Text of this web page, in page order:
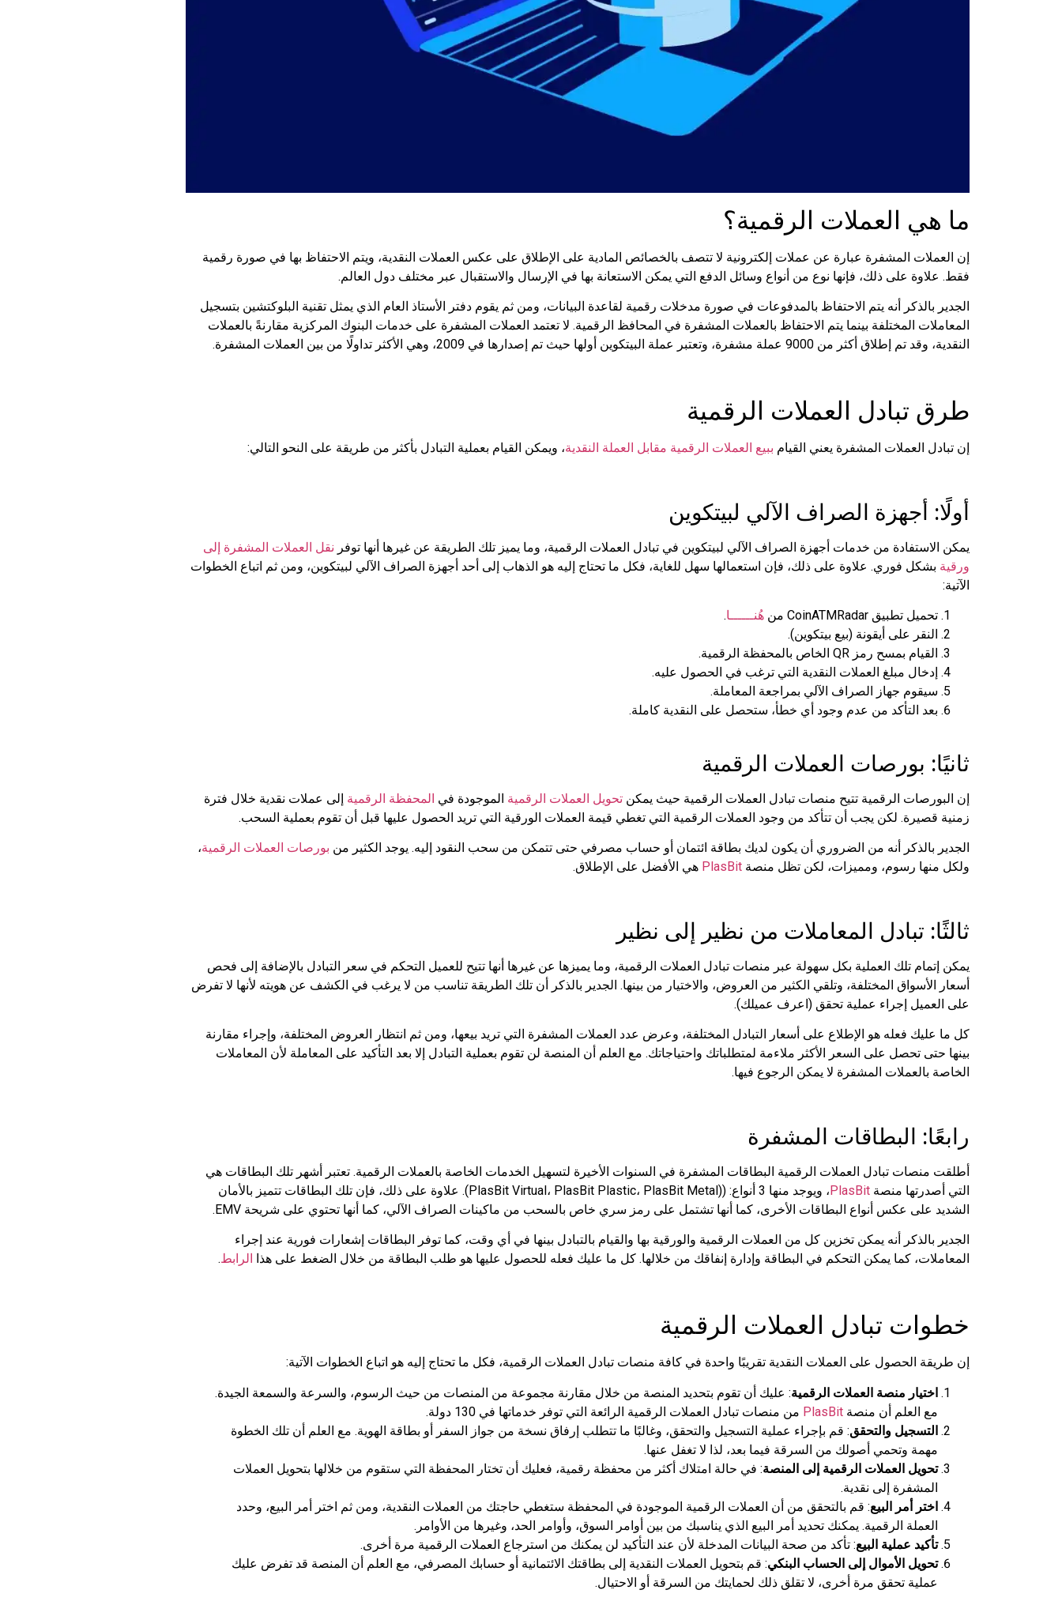
ما هي العملات الرقمية؟
إن العملات المشفرة عبارة عن عملات إلكترونية لا تتصف بالخصائص المادية على الإطلاق على عكس العملات النقدية، ويتم الاحتفاظ بها في صورة رقمية
فقط. علاوة على ذلك، فإنها نوع من أنواع وسائل الدفع التي يمكن الاستعانة بها في الإرسال والاستقبال عبر مختلف دول العالم.
الجدير بالذكر أنه يتم الاحتفاظ بالمدفوعات في صورة مدخلات رقمية لقاعدة البيانات، ومن ثم يقوم دفتر الأستاذ العام الذي يمثل تقنية البلوكتشين بتسجيل
المعاملات المختلفة بينما يتم الاحتفاظ بالعملات المشفرة في المحافظ الرقمية. لا تعتمد العملات المشفرة على خدمات البنوك المركزية مقارنةً بالعملات
النقدية، وقد تم إطلاق أكثر من 9000 عملة مشفرة، وتعتبر عملة البيتكوين أولها حيث تم إصدارها في 2009، وهي الأكثر تداولًا من بين العملات المشفرة.
طرق تبادل العملات الرقمية
إن تبادل العملات المشفرة يعني القيام ببيع العملات الرقمية مقابل العملة النقدية، ويمكن القيام بعملية التبادل بأكثر من طريقة على النحو التالي:
أولًا: أجهزة الصراف الآلي لبيتكوين
يمكن الاستفادة من خدمات أجهزة الصراف الآلي لبيتكوين في تبادل العملات الرقمية، وما يميز تلك الطريقة عن غيرها أنها توفر نقل العملات المشفرة إلى
ورقية بشكل فوري. علاوة على ذلك، فإن استعمالها سهل للغاية، فكل ما تحتاج إليه هو الذهاب إلى أحد أجهزة الصراف الآلي لبيتكوين، ومن ثم اتباع الخطوات
الآتية:
تحميل تطبيق CoinATMRadar من هُنــــــا.
النقر على أيقونة (بيع بيتكوين).
القيام بمسح رمز QR الخاص بالمحفظة الرقمية.
إدخال مبلغ العملات النقدية التي ترغب في الحصول عليه.
سيقوم جهاز الصراف الآلي بمراجعة المعاملة.
بعد التأكد من عدم وجود أي خطأ، ستحصل على النقدية كاملة.
ثانيًا: بورصات العملات الرقمية
إن البورصات الرقمية تتيح منصات تبادل العملات الرقمية حيث يمكن تحويل العملات الرقمية الموجودة في المحفظة الرقمية إلى عملات نقدية خلال فترة
زمنية قصيرة. لكن يجب أن تتأكد من وجود العملات الرقمية التي تغطي قيمة العملات الورقية التي تريد الحصول عليها قبل أن تقوم بعملية السحب.
الجدير بالذكر أنه من الضروري أن يكون لديك بطاقة ائتمان أو حساب مصرفي حتى تتمكن من سحب النقود إليه. يوجد الكثير من بورصات العملات الرقمية،
ولكل منها رسوم، ومميزات، لكن تظل منصة PlasBit هي الأفضل على الإطلاق.
ثالثًا: تبادل المعاملات من نظير إلى نظير
يمكن إتمام تلك العملية بكل سهولة عبر منصات تبادل العملات الرقمية، وما يميزها عن غيرها أنها تتيح للعميل التحكم في سعر التبادل بالإضافة إلى فحص
أسعار الأسواق المختلفة، وتلقي الكثير من العروض، والاختيار من بينها. الجدير بالذكر أن تلك الطريقة تناسب من لا يرغب في الكشف عن هويته لأنها لا تفرض
على العميل إجراء عملية تحقق (اعرف عميلك).
كل ما عليك فعله هو الإطلاع على أسعار التبادل المختلفة، وعرض عدد العملات المشفرة التي تريد بيعها، ومن ثم انتظار العروض المختلفة، وإجراء مقارنة
بينها حتى تحصل على السعر الأكثر ملاءمة لمتطلباتك واحتياجاتك. مع العلم أن المنصة لن تقوم بعملية التبادل إلا بعد التأكيد على المعاملة لأن المعاملات
الخاصة بالعملات المشفرة لا يمكن الرجوع فيها.
رابعًا: البطاقات المشفرة
أطلقت منصات تبادل العملات الرقمية البطاقات المشفرة في السنوات الأخيرة لتسهيل الخدمات الخاصة بالعملات الرقمية. تعتبر أشهر تلك البطاقات هي
التي أصدرتها منصة PlasBit
، ويوجد منها 3 أنواع: ((PlasBit Virtual، PlasBit Plastic، PlasBit Metal). علاوة على ذلك، فإن تلك البطاقات تتميز بالأمان
الشديد على عكس أنواع البطاقات الأخرى، كما أنها تشتمل على رمز سري خاص بالسحب من ماكينات الصراف الآلي، كما أنها تحتوي على شريحة EMV.
الجدير بالذكر أنه يمكن تخزين كل من العملات الرقمية والورقية بها والقيام بالتبادل بينها في أي وقت، كما توفر البطاقات إشعارات فورية عند إجراء
المعاملات، كما يمكن التحكم في البطاقة وإدارة إنفاقك من خلالها. كل ما عليك فعله للحصول عليها هو طلب البطاقة من خلال الضغط على هذا
الرابط.
خطوات تبادل العملات الرقمية
إن طريقة الحصول على العملات النقدية تقريبًا واحدة في كافة منصات تبادل العملات الرقمية، فكل ما تحتاج إليه هو اتباع الخطوات الآتية:
اختيار منصة العملات الرقمية: عليك أن تقوم بتحديد المنصة من خلال مقارنة مجموعة من المنصات من حيث الرسوم، والسرعة والسمعة الجيدة.
مع العلم أن منصة PlasBit من منصات تبادل العملات الرقمية الرائعة التي توفر خدماتها في 130 دولة.
التسجيل والتحقق: قم بإجراء عملية التسجيل والتحقق، وغالبًا ما تتطلب إرفاق نسخة من جواز السفر أو بطاقة الهوية. مع العلم أن تلك الخطوة
مهمة وتحمي أصولك من السرقة فيما بعد، لذا لا تغفل عنها.
تحويل العملات الرقمية إلى المنصة: في حالة امتلاك أكثر من محفظة رقمية، فعليك أن تختار المحفظة التي ستقوم من خلالها بتحويل العملات
المشفرة إلى نقدية.
اختر أمر البيع: قم بالتحقق من أن العملات الرقمية الموجودة في المحفظة ستغطي حاجتك من العملات النقدية، ومن ثم اختر أمر البيع، وحدد
العملة الرقمية. يمكنك تحديد أمر البيع الذي يناسبك من بين أوامر السوق، وأوامر الحد، وغيرها من الأوامر.
تأكيد عملية البيع: تأكد من صحة البيانات المدخلة لأن عند التأكيد لن يمكنك من استرجاع العملات الرقمية مرة أخرى.
تحويل الأموال إلى الحساب البنكي: قم بتحويل العملات النقدية إلى بطاقتك الائتمانية أو حسابك المصرفي، مع العلم أن المنصة قد تفرض عليك
عملية تحقق مرة أخرى، لا تقلق ذلك لحمايتك من السرقة أو الاحتيال.